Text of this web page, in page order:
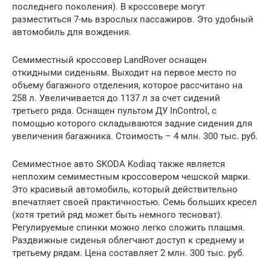
последнего поколения). В кроссовере могут
разместиться 7-мь взрослых пассажиров. Это удобный
автомобиль для вождения.
Семиместный кроссовер LandRover оснащен
откидными сиденьям. Выходит на первое место по
объему багажного отделения, которое рассчитано на
258 л. Увеличивается до 1137 л за счет сидений
третьего ряда. Оснащен пультом ДУ InControl, с
помощью которого складываются задние сидения для
увеличения багажника. Стоимость – 4 млн. 300 тыс. руб.
Семиместное авто SKODA Kodiaq также является
неплохим семиместным кроссовером чешской марки.
Это красивый автомобиль, который действительно
впечатляет своей практичностью. Семь больших кресел
(хотя третий ряд может быть немного тесноват).
Регулируемые спинки можно легко сложить плашмя.
Раздвижные сиденья облегчают доступ к среднему и
третьему рядам. Цена составляет 2 млн. 300 тыс. руб.